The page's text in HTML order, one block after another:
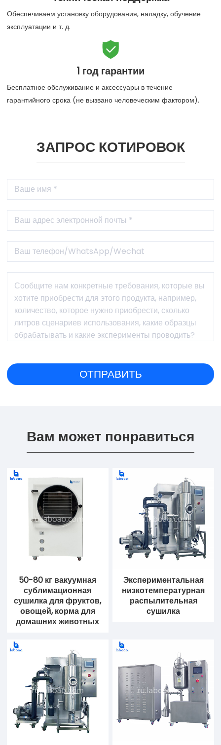
Обеспечиваем установку оборудования, наладку, обучение
эксплуатации и т. д.

1 год гарантии
Бесплатное обслуживание и аксессуары в течение
гарантийного срока (не вызвано человеческим фактором).
ЗАПРОС КОТИРОВОК
Вам может понравиться
50-80 кг вакуумная
сублимационная
сушилка для фруктов,
овощей, корма для
домашних животных
Экспериментальная
низкотемпературная
распылительная
сушилка